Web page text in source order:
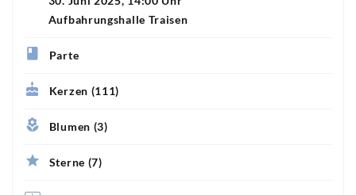
Aufbahrungshalle Traisen
Parte
Kerzen (111)
Blumen (3)
Sterne (7)